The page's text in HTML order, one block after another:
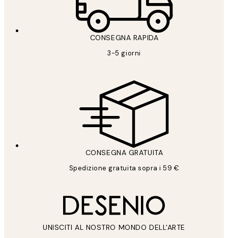
CONSEGNA RAPIDA
3-5 giorni
CONSEGNA GRATUITA
Spedizione gratuita sopra i 59 €
UNISCITI AL NOSTRO MONDO DELL'ARTE